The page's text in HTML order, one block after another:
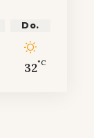
Do.
32°C